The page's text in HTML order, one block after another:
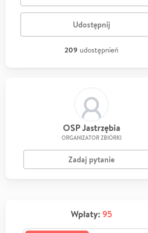
Udostępnij
209 udostępnień
OSP Jastrzębia
ORGANIZATOR ZBIÓRKI
Zadaj pytanie
Wpłaty: 95